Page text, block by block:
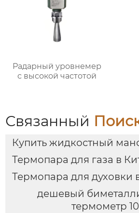
Радарный уровнемер
с высокой частотой
Связанный
Купить жидкостный
Термопара для газа в
Термопара для духовки
дешевый
термометр